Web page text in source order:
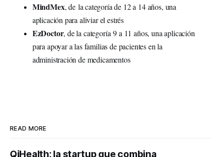
MindMex, dela categoría de 12 a 14 años, una
aplicación para aliviar el estrés
EzDoctor, de la categoría9 a 11 años, una aplicación
para apoyar a las familias de pacientes en la
administración de medicamentos
READ MORE
QiHealth: la startup que combina